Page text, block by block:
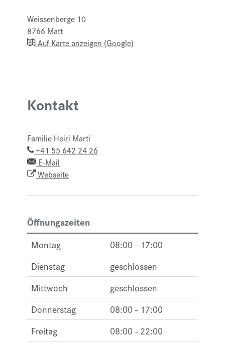
Weissenberge 10
8766 Matt
Auf Karte anzeigen (Google)
Kontakt
Familie Heiri Marti
+41 55 642 24 26
E-Mail
Webseite
Öffnungszeiten
Montag
08:00 - 17:00
Dienstag
geschlossen
Mittwoch
geschlossen
Donnerstag
08:00 - 17:00
Freitag
08:00 - 22:00